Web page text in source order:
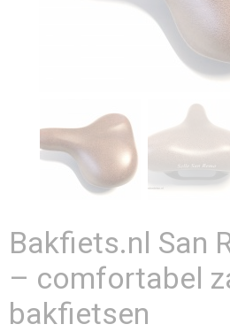
Bakfiets.nl San
– comfortabel
bakfietsen